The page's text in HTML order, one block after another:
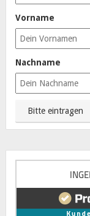
Vorname
Nachname